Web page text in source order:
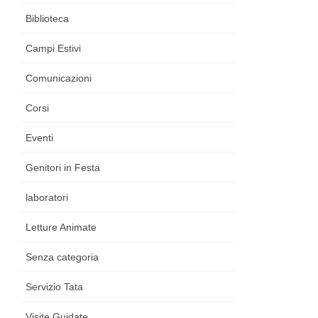
Biblioteca
Campi Estivi
Comunicazioni
Corsi
Eventi
Genitori in Festa
laboratori
Letture Animate
Senza categoria
Servizio Tata